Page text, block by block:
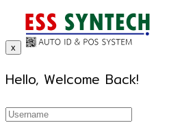
x
Hello, Welcome Back!